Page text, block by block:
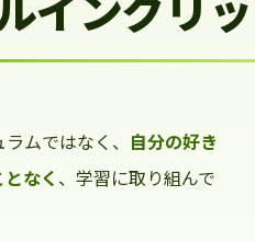
ムではなく、 自分の好き
なく 、学習に取り組んで